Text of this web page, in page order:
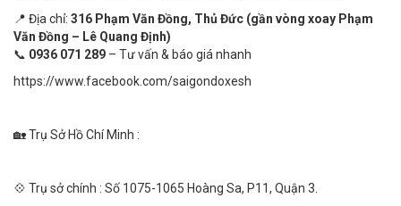
📍 Địa chỉ: 316 Phạm Văn Đồng, Thủ Đức (gần vòng xoay Phạm
Văn Đồng – Lê Quang Định)
📞 0936 071 289 – Tư vấn & báo giá nhanh
https://www.facebook.com/saigondoxesh
🏡 Trụ Sở Hồ Chí Minh :
💠 Trụ sở chính : Số 1075-1065 Hoàng Sa, P11, Quận 3.